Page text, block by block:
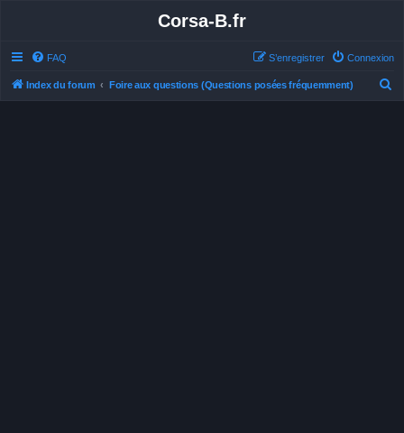
Corsa-B.fr
FAQ Connexion
S’enregistrer
Index du forum Foire aux questions (Questions posées fréquemment)